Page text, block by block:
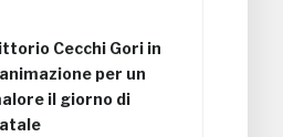
Cecchi Gori in
per un
il giorno di